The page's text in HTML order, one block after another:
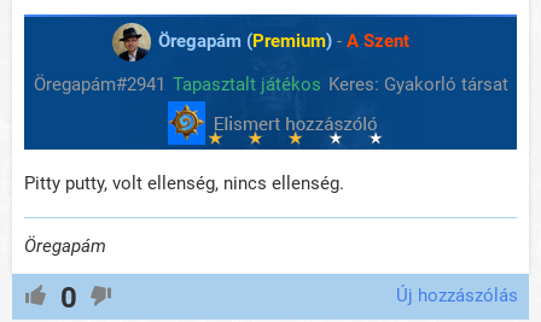
Öregapám (Premium)- A Szent
Öregapám#2941 Tapasztalt játékos Keres: Gyakorló társat
Pitty putty, volt ellenség, nincs ellenség.
Öregapám
0 Új hozzászólás